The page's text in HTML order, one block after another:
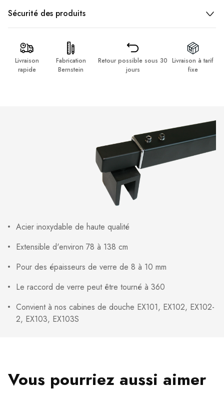
Sécurité des produits
Livraison
rapide
Fabrication
Bernstein
Retour possible sous 30
jours
Livraison à tarif
fixe
Acier inoxydable de haute qualité
Extensible d'environ 78 à 138 cm
Pour des épaisseurs de verre de 8 à 10 mm
Le raccord de verre peut être tourné à 360
Convient à nos cabines de douche EX101, EX102, EX102-
2, EX103, EX103S
Vous pourriez aussi aimer